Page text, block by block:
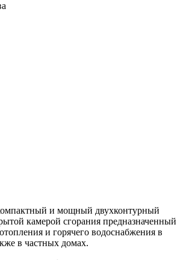
и мощный двухконтурный
камерой сгорания предназначенный
и горячего водоснабжения в
в частных домах.